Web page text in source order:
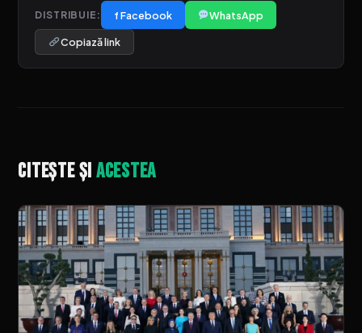
DISTRIBUIE: f Facebook WhatsApp
Copiază link
Citește șiacestea